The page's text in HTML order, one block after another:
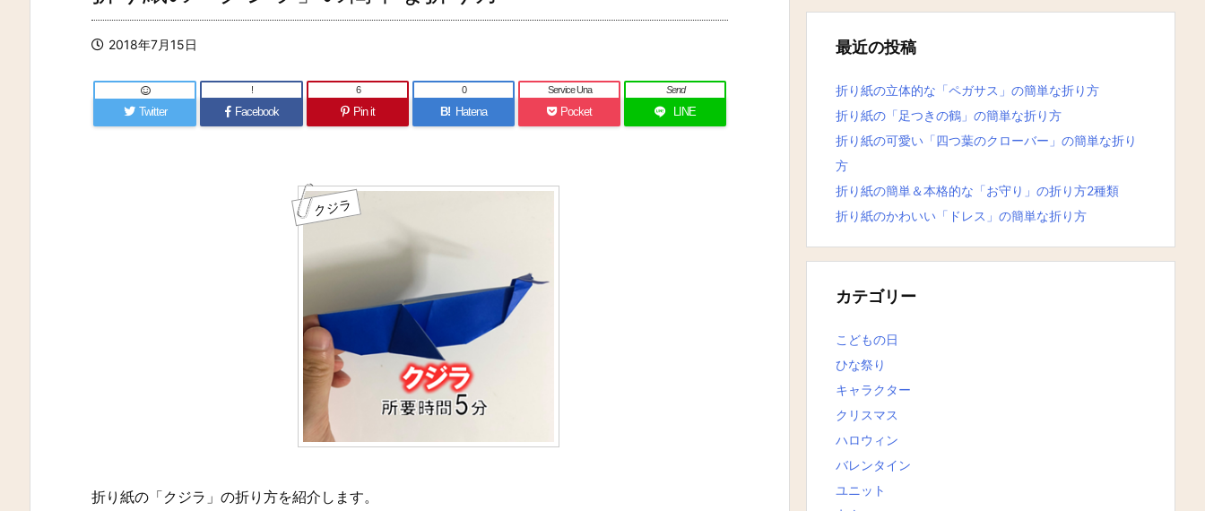
2018年7月15日
Twitter Facebook
!
Pin it
6
B! Hatena
0
Pocket
Service Una
LINE
Send
クジラ
折り紙の「クジラ」の折り方を紹介します。
最近の投稿
折り紙の立体的な「ペガサス」の簡単な折り方
折り紙の「足つきの鶴」の簡単な折り方
折り紙の可愛い「四つ葉のクローバー」の簡単な折り
方
折り紙の簡単＆本格的な「お守り」の折り方2種類
折り紙のかわいい「ドレス」の簡単な折り方
カテゴリー
こどもの日
ひな祭り
キャラクター
クリスマス
ハロウィン
バレンタイン
ユニット